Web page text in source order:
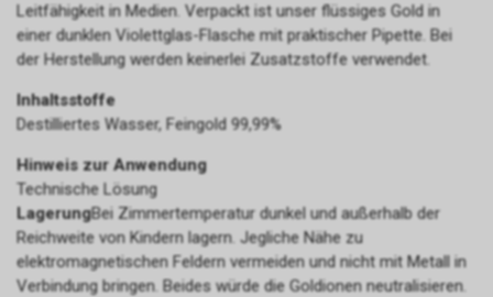
Leitfähigkeit in Medien. Verpackt ist unser flüssiges Gold in
einer dunklen Violettglas-Flasche mit praktischer Pipette. Bei
der Herstellung werden keinerlei Zusatzstoffe verwendet.
Inhaltsstoffe
Destilliertes Wasser, Feingold 99,99%
Hinweis zur Anwendung
Technische Lösung
LagerungBei Zimmertemperatur dunkel und außerhalb der
Reichweite von Kindern lagern. Jegliche Nähe zu
elektromagnetischen Feldern vermeiden und nicht mit Metall in
Verbindung bringen. Beides würde die Goldionen neutralisieren.